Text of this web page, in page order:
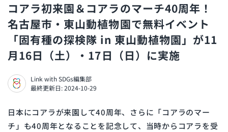
コアラ初来園＆コアラのマーチ40周年！
名古屋市・東山動植物園で無料イベント
「固有種の探検隊 in 東山動植物園」が11
月16日（土）・17日（日）に実施
Link with SDGs編集部
最終更新日: 2024-10-29
日本にコアラが来園して40周年、さらに「コアラのマー
チ」も40周年となることを記念して、当時からコアラを受